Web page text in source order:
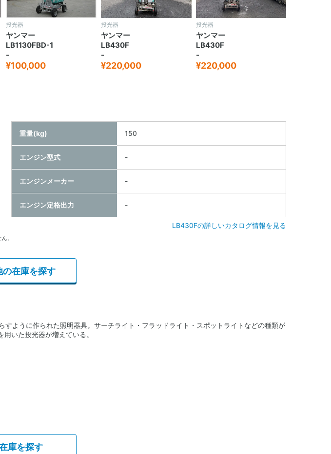
投光器
ヤンマー
LB1130FBD-1
-
¥100,000
投光器
ヤンマー
LB430F
-
¥220,000
投光器
ヤンマー
LB430F
-
¥220,000
重量(kg) 150
エンジン型式 -
エンジンメーカー -
エンジン定格出力 -
LB430Fの詳しいカタログ情報を見る
。
在庫を探す
すように作られた照明器具。サーチライト・フラッドライト・スポットライトなどの種類が
いた投光器が増えている。
庫を探す